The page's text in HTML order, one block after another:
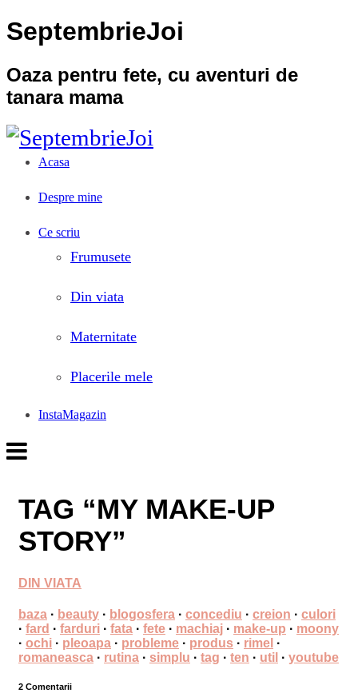
SeptembrieJoi
Oaza pentru fete, cu aventuri de
tanara mama
Acasa
Despre mine
Ce scriu
Frumusete
Din viata
Maternitate
Placerile mele
InstaMagazin
TAG “MY MAKE-UP
STORY”
DIN VIATA
baza · beauty · blogosfera · concediu · creion · culori
· fard · farduri · fata · fete · machiaj · make-up · moony
· ochi · pleoapa · probleme · produs · rimel ·
romaneasca · rutina · simplu · tag · ten · util · youtube
2 Comentarii